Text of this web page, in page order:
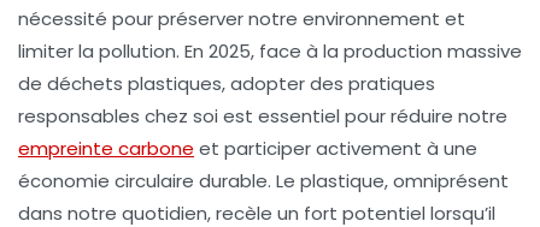
nécessité pour préserver notre environnement et
limiter la pollution. En 2025, face à la production massive
de déchets plastiques, adopter des pratiques
responsables chez soi est essentiel pour réduire notre
empreinte carbone et participer activement à une
économie circulaire durable. Le plastique, omniprésent
dans notre quotidien, recèle un fort potentiel lorsqu’il